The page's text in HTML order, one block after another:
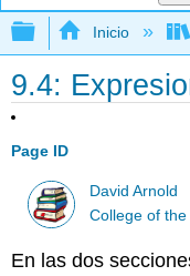
Expandir/
Inicio
9.4:
Page ID
David Arnold
College of
En las dos